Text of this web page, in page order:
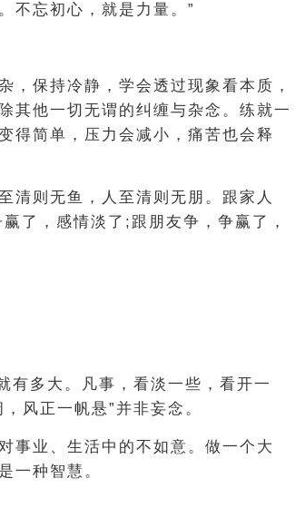
不忘初心，就是力量。”
，保持冷静，学会透过现象看本质，
其他一切无谓的纠缠与杂念。练就一
得简单，压力会减小，痛苦也会释
清则无鱼，人至清则无朋。跟家人
了，感情淡了;跟朋友争，争赢了，
有多大。凡事，看淡一些，看开一
风正一帆悬”并非妄念。
事业、生活中的不如意。做一个大
一种智慧。